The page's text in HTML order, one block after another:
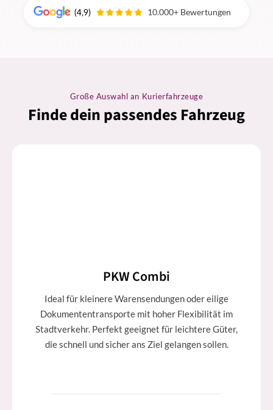
10.000+ Bewertungen
Große Auswahl an Kurierfahrzeuge
Finde dein passendes Fahrzeug
PKW Combi
Ideal für kleinere Warensendungen oder eilige
Dokumententransporte mit hoher Flexibilität im
Stadtverkehr. Perfekt geeignet für leichtere Güter,
die schnell und sicher ans Ziel gelangen sollen.